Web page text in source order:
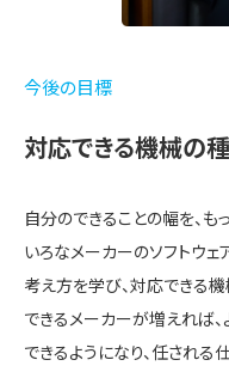
今後の目標
対応できる機械の
自分のできることの幅を、も
いろなメーカーのソフトウ
考え方を学び、対応できる
できるメーカーが増えれば
できるようになり、任される